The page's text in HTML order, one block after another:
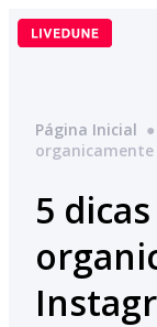
Pular
para
Página Inicial ●
5